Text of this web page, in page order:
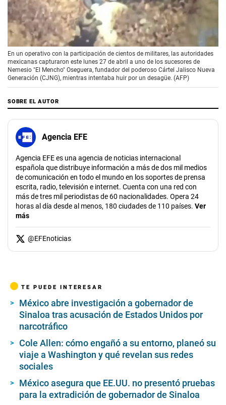
00:00/01:26
En un operativo con la participación de cientos de militares, las autoridades
mexicanas capturaron este lunes 27 de abril a uno de los sucesores de
Nemesio "El Mencho" Oseguera, fundador del poderoso Cártel Jalisco Nueva
Generación (CJNG), mientras intentaba huir por un desagüe. (AFP)
SOBRE EL AUTOR
Agencia EFE
Agencia EFE es una agencia de noticias internacional
española que distribuye información a más de dos mil medios
de comunicación en todo el mundo en los soportes de prensa
escrita, radio, televisión e internet. Cuenta con una red con
más de tres mil periodistas de 60 nacionalidades. Opera 24
horas al día desde al menos, 180 ciudades de 110 países. Ver
más
@EFEnoticias
TE PUEDE INTERESAR
México abre investigación a gobernador de
Sinaloa tras acusación de Estados Unidos por
narcotráfico
Cole Allen: cómo engañó a su entorno, planeó su
viaje a Washington y qué revelan sus redes
sociales
México asegura que EE.UU. no presentó pruebas
para la extradición de gobernador de Sinaloa